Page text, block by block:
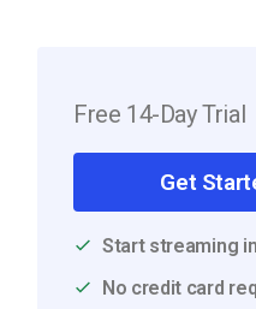
Free 14-Day Trial
Get
Start streaming
No credit card